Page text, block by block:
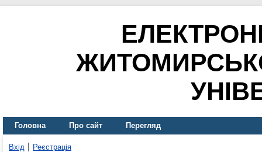
Головна Про сайт Перегляд
Вхід Реєстрація